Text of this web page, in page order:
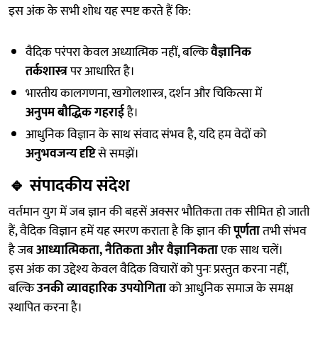
इस अंक के सभी शोध यह स्पष्ट करते हैं कि:
वैदिक परंपरा केवल अध्यात्मिक नहीं, बल्किवैज्ञानिक
तर्कशास्त्रपर आधारित है।
भारतीय कालगणना, खगोलशास्त्र, दर्शन और चिकित्सा में
अनुपम बौद्धिक गहराईहै।
आधुनिक विज्ञान के साथ संवाद संभव है, यदि हम वेदों को
अनुभवजन्य दृष्टिसे समझें।
🔹संपादकीय संदेश
वर्तमान युग में जब ज्ञान की बहसें अक्सर भौतिकता तक सीमित हो जाती
हैं, वैदिक विज्ञान हमें यह स्मरण कराता है कि ज्ञान कीपूर्णतातभी संभव
है जबआध्यात्मिकता, नैतिकता और वैज्ञानिकताएक साथ चलें।
इस अंक का उद्देश्य केवल वैदिक विचारों को पुनः प्रस्तुत करना नहीं,
बल्किउनकी व्यावहारिक उपयोगिताको आधुनिक समाज के समक्ष
स्थापित करना है।